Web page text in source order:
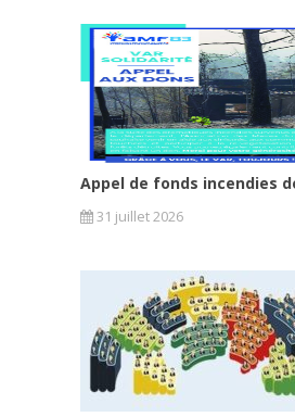
Appel de fonds incendies
31 juillet 2026